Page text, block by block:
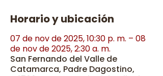
Horario y ubicación
07 de nov de 2025, 10:30 p. m. – 08
de nov de 2025, 2:30 a. m.
San Fernando del Valle de
Catamarca, Padre Dagostino,